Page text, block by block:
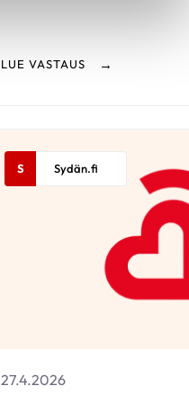
LUE VASTAUS
S Sydän.fi
27.4.2026